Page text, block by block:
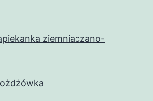
ziemniaczano-